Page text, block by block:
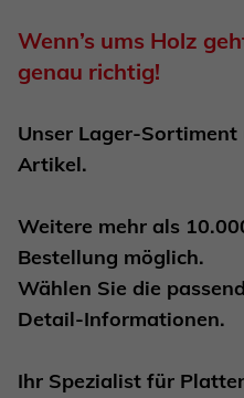
Wenn’s ums Holz
genau richtig!
Unser Lager-
Artikel.
Weitere mehr als
Bestellung möglich.
Wählen Sie die
Detail-Informationen.
Ihr Spezialist für